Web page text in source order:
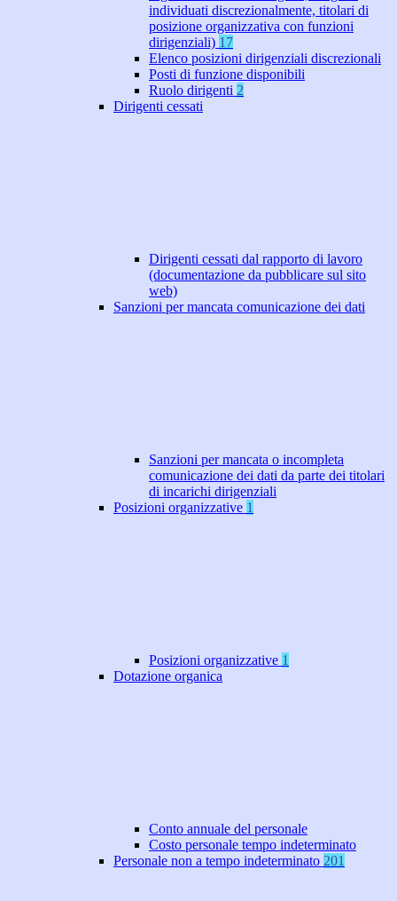
individuati discrezionalmente, titolari di
posizione organizzativa con funzioni
dirigenziali) 17
Elenco posizioni dirigenziali discrezionali
Posti di funzione disponibili
Ruolo dirigenti 2
Dirigenti cessati
Dirigenti cessati dal rapporto di lavoro
(documentazione da pubblicare sul sito
web)
Sanzioni per mancata comunicazione dei dati
Sanzioni per mancata o incompleta
comunicazione dei dati da parte dei titolari
di incarichi dirigenziali
Posizioni organizzative 1
Posizioni organizzative 1
Dotazione organica
Conto annuale del personale
Costo personale tempo indeterminato
Personale non a tempo indeterminato 201